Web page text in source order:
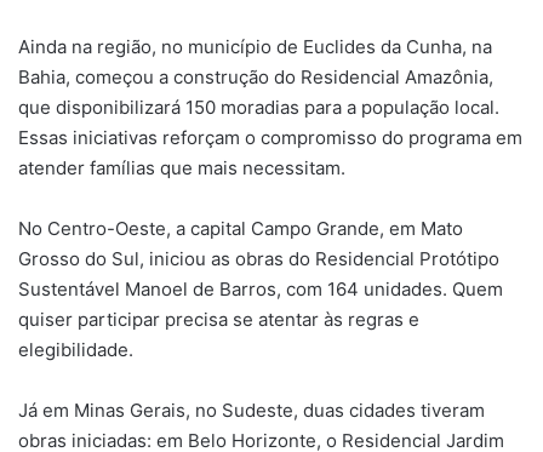
Ainda na região, no município de Euclides da Cunha, na
Bahia, começou a construção do Residencial Amazônia,
que disponibilizará 150 moradias para a população local.
Essas iniciativas reforçam o compromisso do programa em
atender famílias que mais necessitam.
No Centro-Oeste, a capital Campo Grande, em Mato
Grosso do Sul, iniciou as obras do Residencial Protótipo
Sustentável Manoel de Barros, com 164 unidades. Quem
quiser participar precisa se atentar às regras e
elegibilidade.
Já em Minas Gerais, no Sudeste, duas cidades tiveram
obras iniciadas: em Belo Horizonte, o Residencial Jardim